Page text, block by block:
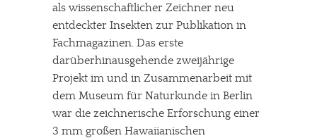
als wissenschaftlicher Zeichner neu
entdeckter Insekten zur Publikation in
Fachmagazinen. Das erste
darüberhinausgehende zweijährige
Projekt im und in Zusammenarbeit mit
dem Museum für Naturkunde in Berlin
war die zeichnerische Erforschung einer
3 mm großen Hawaiianischen